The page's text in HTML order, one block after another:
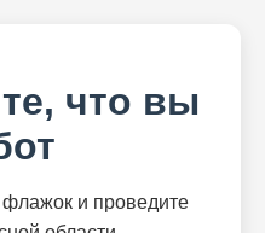
что вы
флажок и проведите